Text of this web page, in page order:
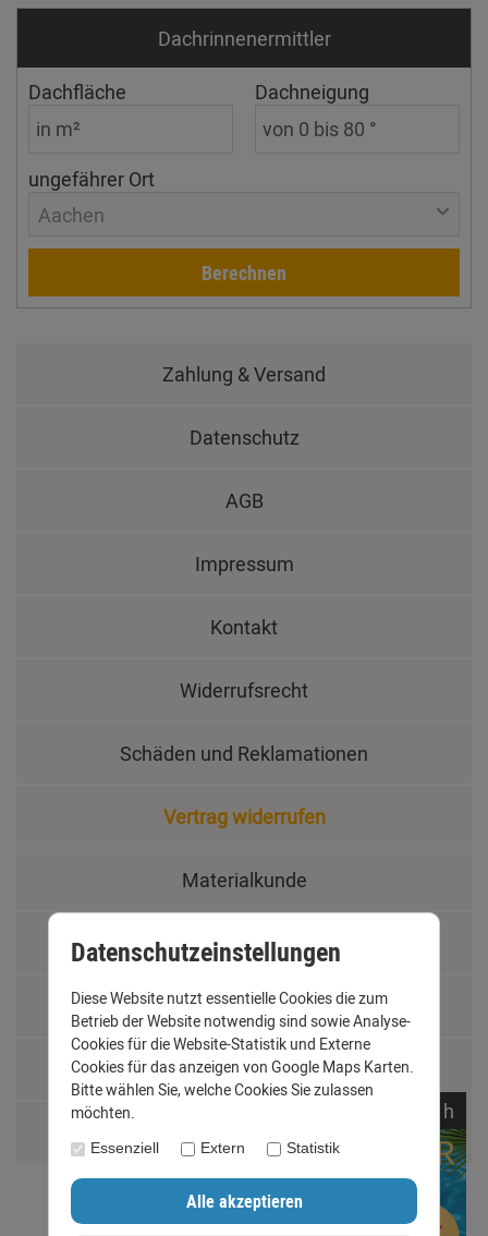
Dachrinnen­ermittler
Dachfläche Dachneigung
ungefährer Ort
Aachen
Berechnen
Zahlung & Versand
Datenschutz
AGB
Impressum
Kontakt
Widerrufsrecht
Schäden und Reklamationen
Vertrag widerrufen
Materialkunde
Fachbegriffe
Jobs
Montage und Installationshilfen
h
Datenschutzeinstellungen
Diese Website nutzt essentielle Cookies die zum
Betrieb der Website notwendig sind sowie Analyse-
Cookies für die Website-Statistik und Externe
Cookies für das anzeigen von Google Maps Karten.
Bitte wählen Sie, welche Cookies Sie zulassen
möchten.
Essenziell Extern Statistik